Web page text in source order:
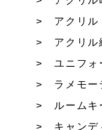
アクリル
アクリル
ユニフォ
ラメモー
ルームキ
キャンデ